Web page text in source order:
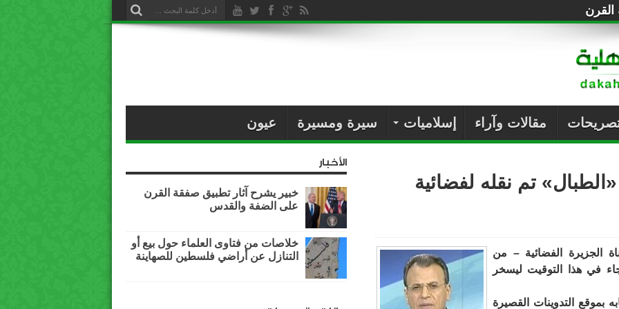
“الصفقة السيئة”: تؤدي إلى تفاقم الانتهاكات وتكريس الإفلات من العقاب
مقالات وآراء إسلاميات سيرة ومسيرة عيون
تم نقله لفضائية
الجزيرة الفضائية – من
في هذا التوقيت ليسخر
بموقع التدوينات القصيرة
الأخبار
خبير يشرح آثار تطبيق صفقة القرن
على الضفة والقدس
خلاصات من فتاوى العلماء حول بيع أو
التنازل عن أراضي فلسطين للصهاينة